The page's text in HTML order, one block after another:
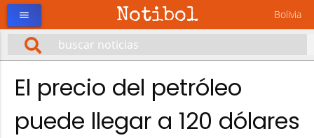
Notibol Bolivia
menu
El precio del petróleo
puede llegar a 120 dólares